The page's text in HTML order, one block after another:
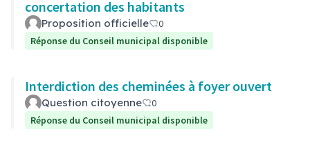
concertation des habitants
Proposition officielle
0
Réponse du Conseil municipal disponible
Interdiction des cheminées à foyer ouvert
Question citoyenne
0
Réponse du Conseil municipal disponible